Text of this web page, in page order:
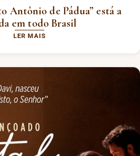
Antônio de Pádua” está a
em todo Brasil
LER MAIS